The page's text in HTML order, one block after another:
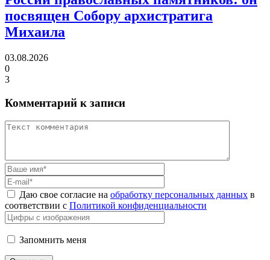
посвящен Собору архистратига
Михаила
03.08.2026
0
3
Комментарий к записи
Даю свое согласие на обработку персональных данных в
соответствии с Политикой конфиденциальности
Запомнить меня